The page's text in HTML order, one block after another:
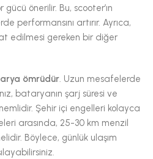
önerilir. Bu, scooter’ın
performansını artırır. Ayrıca,
edilmesi gereken bir diğer
ömrüdür. Uzun mesafelerde
bataryanın şarj süresi ve
Şehir içi engelleri kolayca
arasında, 25-30 km menzil
Böylece, günlük ulaşım